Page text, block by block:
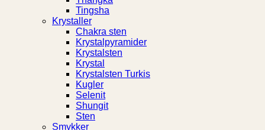
Tingsha
Krystaller
Chakra sten
Krystalpyramider
Krystalsten
Krystal
Krystalsten Turkis
Kugler
Selenit
Shungit
Sten
Smykker